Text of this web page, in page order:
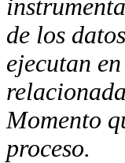
de los
ejecutan
Momento
proceso.